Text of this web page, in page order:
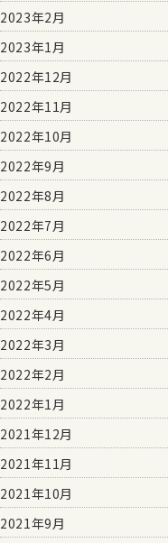
2023年2月
2023年1月
2022年12月
2022年11月
2022年10月
2022年9月
2022年8月
2022年7月
2022年6月
2022年5月
2022年4月
2022年3月
2022年2月
2022年1月
2021年12月
2021年11月
2021年10月
2021年9月